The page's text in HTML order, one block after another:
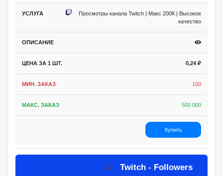
Просмотры канала Twitch | Макс 200К | Высокое
качество
0,24 ₽
100
500 000
Купить
Twitch - Followers